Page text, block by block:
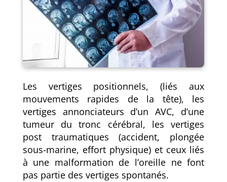
Les vertiges positionnels, (liés aux
mouvements rapides de la tête), les
vertiges annonciateurs d’un AVC, d’une
tumeur du tronc cérébral, les vertiges
post traumatiques (accident, plongée
sous-marine, effort physique) et ceux liés
à une malformation de l’oreille ne font
pas partie des vertiges spontanés.